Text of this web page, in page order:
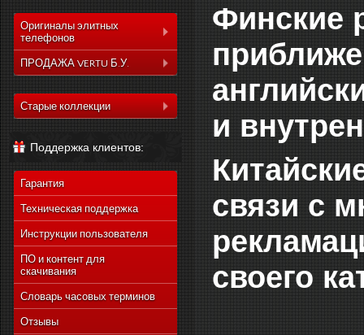
Оригиналы элитных
телефонов
Коллекция Aster
Коллекция Signature
Коллекция Signature
Коллекция Новый
Signature Touch
ПРОДАЖА VERTU Б.У.
Коллекция Constelation
Коллекция Ascent
Touch
Коллекция Новый
Signature Touch
Старые коллекции
Vertu Ascent X
Vertu Constellation Ayxta
Vertu Constellation Pure
Vertu Constellation Exotic
Vertu Constellation Vivre
Vertu Signature S Design
Vertu Constellation
Vertu Constellation
Monogram
Поддержка клиентов:
Гарантия
Техническая поддержка
Инструкции пользователя
ПО и контент для
скачивания
Словарь часовых терминов
Отзывы
Финские
и
связи с
своего